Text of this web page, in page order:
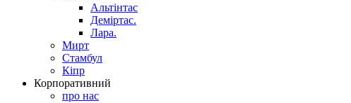
Альтінтас
Деміртас.
Лара.
Мирт
Стамбул
Кіпр
Корпоративний
про нас